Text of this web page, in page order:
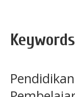
Keywords